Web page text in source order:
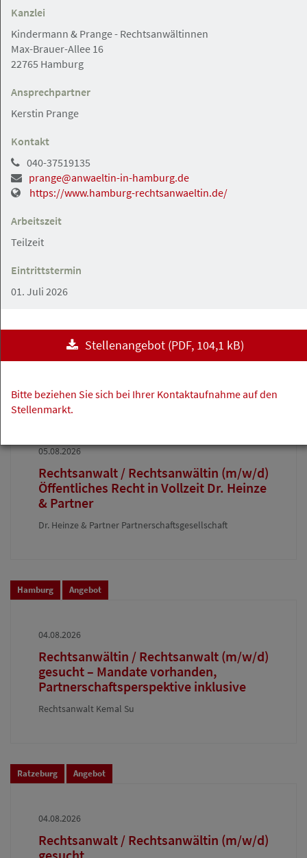
Hamburger Innenstadt
06.08.2026
Rechtsanwaltsfachangestellte/-er
(m/w/d) in der Hamburger Innenstadt
gesucht
Anwaltskanzlei Alhorn
05.08.2026
Partnerschafts-Option
Hamburg Angebot
05.08.2026
Rechtsanwalt / Rechtsanwältin (m/w/d)
Öffentliches Recht in Vollzeit Dr. Heinze
& Partner
Dr. Heinze & Partner Partnerschaftsgesellschaft
Hamburg Angebot
04.08.2026
Rechtsanwältin / Rechtsanwalt (m/w/d)
gesucht – Mandate vorhanden,
Partnerschaftsperspektive inklusive
Rechtsanwalt Kemal Su
Ratzeburg Angebot
04.08.2026
Rechtsanwalt / Rechtsanwältin (m/w/d)
Kanzlei
Kindermann & Prange - Rechtsanwältinnen
Max-Brauer-Allee 16
22765 Hamburg
Ansprechpartner
Kerstin Prange
Kontakt
040-37519135
prange@anwaeltin-in-hamburg.de
https://www.hamburg-rechtsanwaeltin.de/
Arbeitszeit
Teilzeit
Eintrittstermin
01. Juli 2026
Stellenangebot (PDF, 104,1 kB)
Bitte beziehen Sie sich bei Ihrer Kontaktaufnahme auf den
Stellenmarkt.